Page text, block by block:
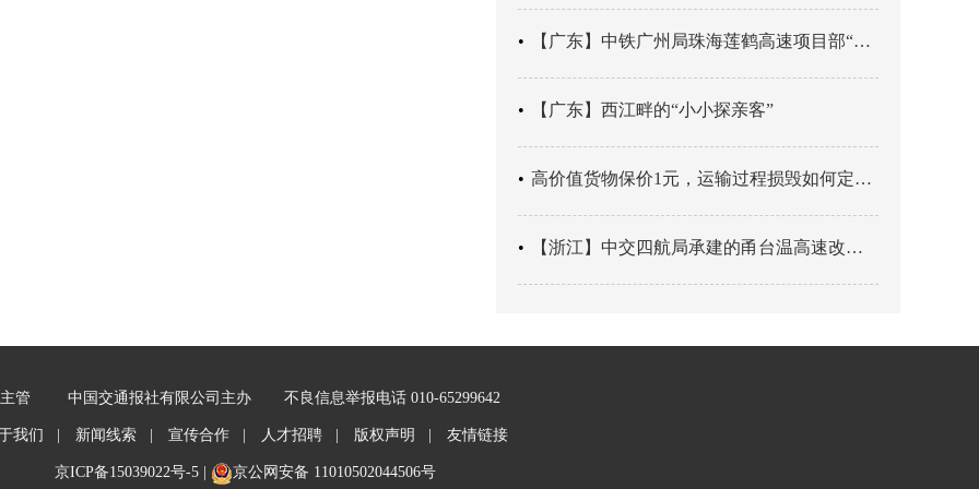
【广东】中铁广州局珠海莲鹤高速项目部“靶向施训”筑牢应急处置防线
【广东】西江畔的“小小探亲客”
高价值货物保价1元，运输过程损毁如何定责？
【浙江】中交四航局承建的甬台温高速改扩建工程台州南段TJ06标段恢复双向通行
管 中国交通报社有限公司主办 不良信息举报电话 010-65299642
我们 | 新闻线索 | 宣传合作 | 人才招聘 | 版权声明 | 友情链接
京ICP备15039022号-5| 京公网安备 11010502044506号